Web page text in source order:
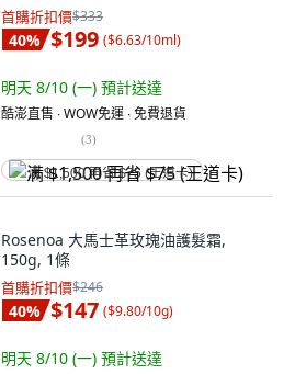
首購折扣價$333
40% $199 ($6.63/10ml)
明天 8/10 (一) 預計送達
酷澎直售 ∙ WOW免運 ∙ 免費退貨
(3)
满 $1,500 再省 $75 (王道卡)
Rosenoa 大馬士革玫瑰油護髮霜,
150g, 1條
首購折扣價$246
40% $147 ($9.80/10g)
明天 8/10 (一) 預計送達